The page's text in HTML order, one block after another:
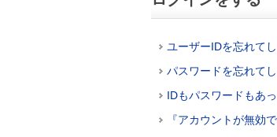
ユーザーIDを忘れてし
パスワードを忘れてし
IDもパスワードもあ
『アカウントが無効